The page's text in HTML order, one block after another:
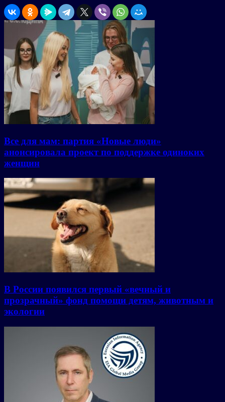
Все для мам: партия «Новые люди»
анонсировала проект по поддержке одиноких
женщин
В России появился первый «вечный и
прозрачный» фонд помощи детям, животным и
экологии